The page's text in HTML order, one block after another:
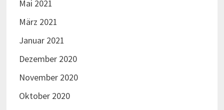
Mai 2021
März 2021
Januar 2021
Dezember 2020
November 2020
Oktober 2020